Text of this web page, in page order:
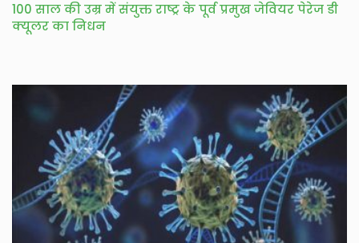
100 साल की उम्र में संयुक्त राष्ट्र के पूर्व प्रमुख जेवियर पेरेज डी
क्यूलर का निधन